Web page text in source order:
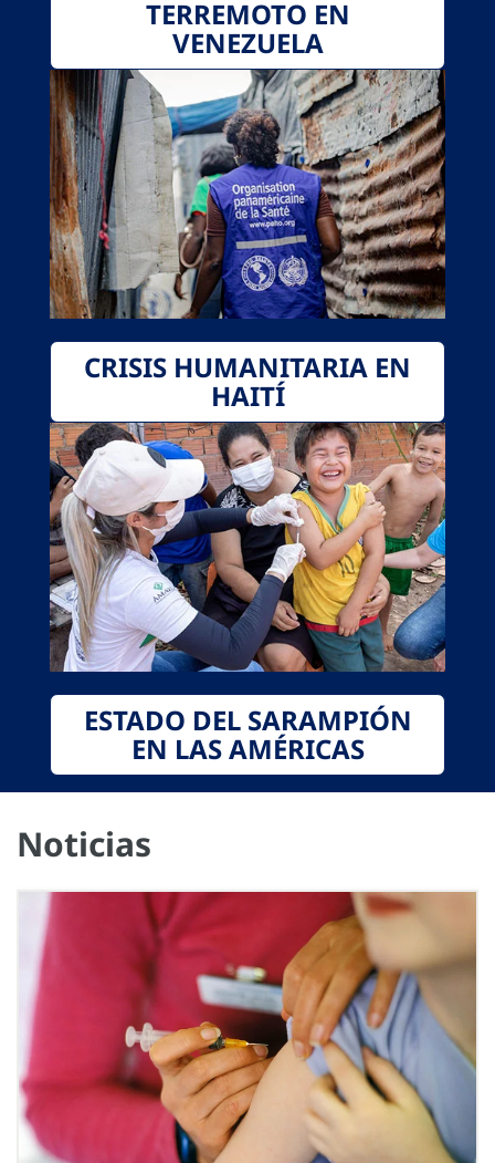
TERREMOTO EN
VENEZUELA
CRISIS HUMANITARIA EN
HAITÍ
ESTADO DEL SARAMPIÓN
EN LAS AMÉRICAS
Noticias